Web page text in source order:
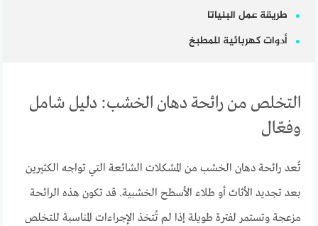
طريقة عمل البنياتا
أدوات كهربائية للمطبخ
التخلص من رائحة دهان الخشب: دليل شامل
وفعّال
تُعد رائحة دهان الخشب من المشكلات الشائعة التي تواجه الكثيرين
بعد تجديد الأثاث أو طلاء الأسطح الخشبية. قد تكون هذه الرائحة
مزعجة وتستمر لفترة طويلة إذا لم تُتخذ الإجراءات المناسبة للتخلص